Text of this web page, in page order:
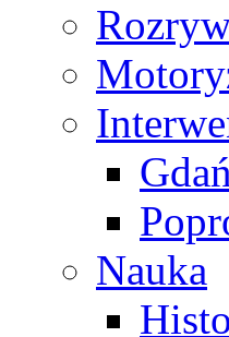
Nauka